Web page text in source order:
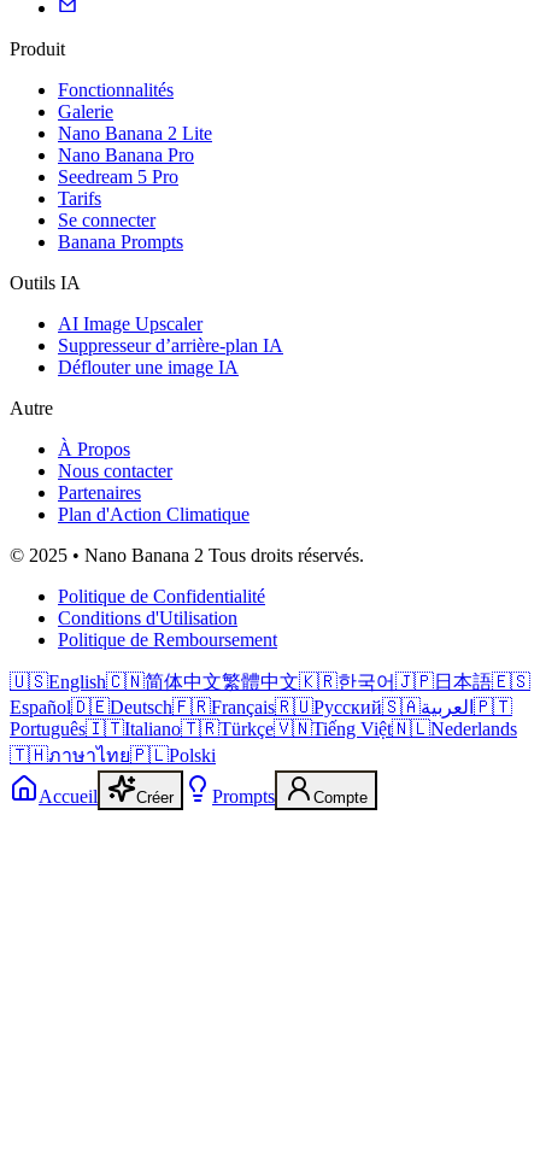
Produit
Fonctionnalités
Galerie
Nano Banana 2 Lite
Nano Banana Pro
Seedream 5 Pro
Tarifs
Se connecter
Banana Prompts
Outils IA
AI Image Upscaler
Suppresseur d’arrière-plan IA
Déflouter une image IA
Autre
À Propos
Nous contacter
Partenaires
Plan d'Action Climatique
© 2025 • Nano Banana 2 Tous droits réservés.
Politique de Confidentialité
Conditions d'Utilisation
Politique de Remboursement
🇺🇸English🇨🇳简体中文繁體中文🇰🇷한국어🇯🇵日本語🇪🇸
Español🇩🇪Deutsch🇫🇷Français🇷🇺Русский🇸🇦العربية 🇵🇹
Português🇮🇹Italiano🇹🇷Türkçe🇻🇳Tiếng Việt🇳🇱Nederlands
🇹🇭ภาษาไทย🇵🇱Polski
Accueil
Créer Prompts Compte